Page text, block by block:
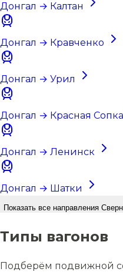
Донгал → Калтан
Донгал → Кравченко
Донгал → Урил
Донгал → Красная Сопка
Донгал → Ленинск
Донгал → Шатки
Показать все направления
Типы вагонов
Подберём подвижной